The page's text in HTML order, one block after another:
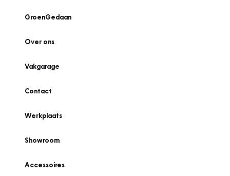
GroenGedaan
Over ons
Vakgarage
Contact
Werkplaats
Showroom
Accessoires